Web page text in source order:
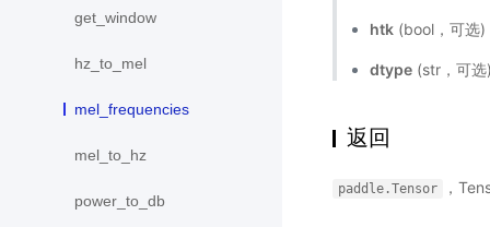
get_window
hz_to_mel
mel_frequencies
mel_to_hz
power_to_db
htk (bool，可选
dtype (str，可
返回
paddle.Tensor ，